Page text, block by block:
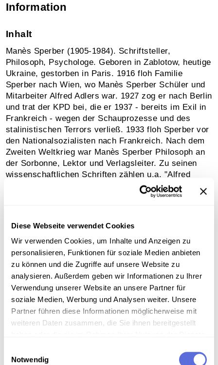
Diese Webseite verwendet Cookies
Wir verwenden Cookies, um Inhalte und Anzeigen zu
personalisieren, Funktionen für soziale Medien anbieten
zu können und die Zugriffe auf unsere Website zu
analysieren. Außerdem geben wir Informationen zu Ihrer
Verwendung unserer Website an unsere Partner für
soziale Medien, Werbung und Analysen weiter. Unsere
Partner führen diese Informationen möglicherweise mit
weiteren Daten zusammen, die Sie ihnen bereitgestellt
Notwendig
Information
Inhalt
Manès Sperber (1905-1984). Schriftsteller,
Philosoph, Psychologe. Geboren in Zablotow, heutige
Ukraine, gestorben in Paris. 1916 floh Familie
Sperber nach Wien, wo Manès Sperber Schüler und
Mitarbeiter Alfred Adlers war. 1927 zog er nach Berlin
und trat der KPD bei, die er 1937 - bereits im Exil in
Frankreich - wegen der Schauprozesse und des
stalinistischen Terrors verließ. 1933 floh Sperber vor
den Nationalsozialisten nach Frankreich. Nach dem
Zweiten Weltkrieg war Manès Sperber Philosoph an
der Sorbonne, Lektor und Verlagsleiter. Zu seinen
wissenschaftlichen Schriften zählen u.a. "Alfred
Adler" (1926) und "Zur Analyse der Tyrannis" (1939),
zu seinen literarischen Werken u.a. die
der Abgrund", 1950; "Die verlorene Bucht", 1955) und
die dreiteilige Autobiografie "All das Vergangene"
("Die Wasserträger Gottes", 1974; "Die vergebliche
Warnung", 1975; "Bis man mir Scherben auf die
Augen legt", 1977)
Sammlungsgeschichte
Sammlung Audio-Eigenaufnahmen der Österreichischen